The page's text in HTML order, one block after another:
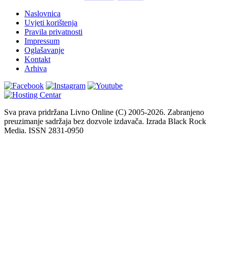
Naslovnica
Uvjeti korištenja
Pravila privatnosti
Impressum
Oglašavanje
Kontakt
Arhiva
Sva prava pridržana Livno Online (C) 2005-2026. Zabranjeno
preuzimanje sadržaja bez dozvole izdavača. Izrada Black Rock
Media. ISSN 2831-0950